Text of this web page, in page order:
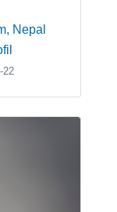
, Nepal
22